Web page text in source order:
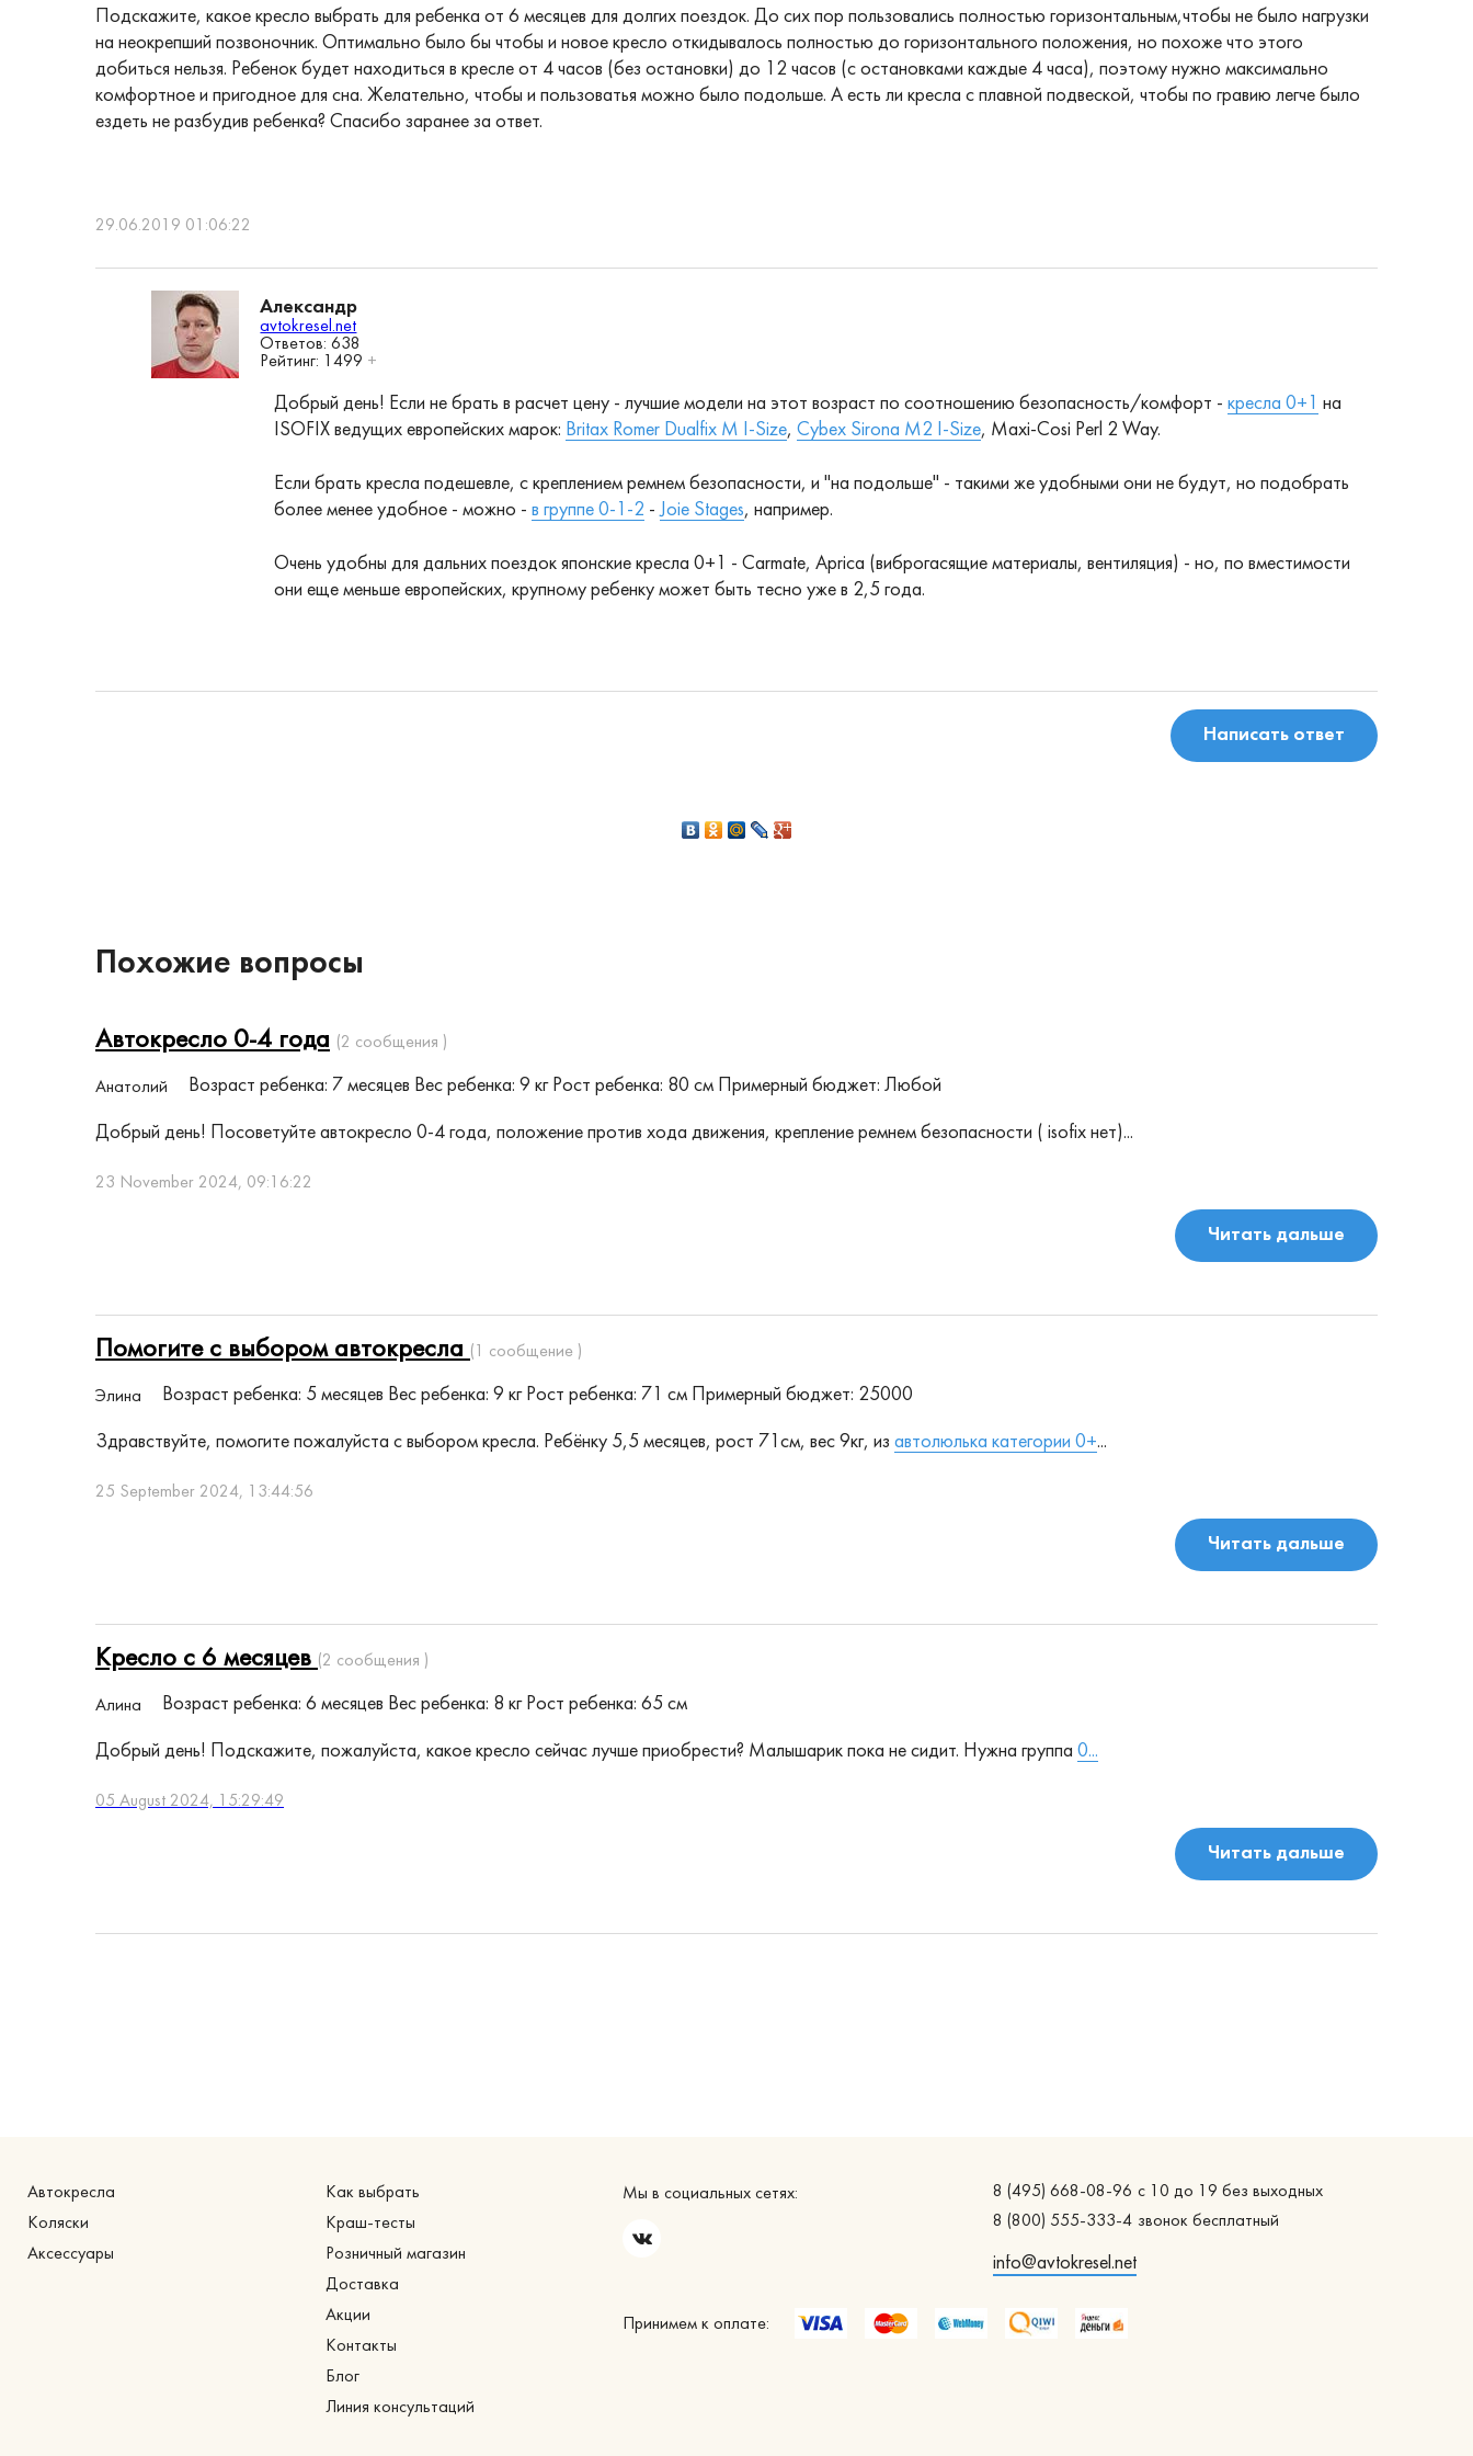
Подскажите, какое кресло выбрать для ребенка от 6 месяцев для долгих поездок. До сих пор пользовались полностью горизонтальным,чтобы не было нагрузки
на неокрепший позвоночник. Оптимально было бы чтобы и новое кресло откидывалось полностью до горизонтального положения, но похоже что этого
добиться нельзя. Ребенок будет находиться в кресле от 4 часов (без остановки) до 12 часов (с остановками каждые 4 часа), поэтому нужно максимально
комфортное и пригодное для сна. Желательно, чтобы и пользоватья можно было подольше. А есть ли кресла с плавной подвеской, чтобы по гравию легче было
ездеть не разбудив ребенка? Спасибо заранее за ответ.
29.06.2019 01:06:22
Александр
avtokresel.net
Ответов: 638
Рейтинг:
1499 +
Добрый день! Если не брать в расчет цену - лучшие модели на этот возраст по соотношению безопасность/комфорт -кресла 0+1
на
ISOFIX ведущих европейских марок: Britax Romer Dualfix M I-Size,Cybex Sirona M2 I-Size, Maxi-Cosi Perl 2 Way.
Если брать кресла подешевле, с креплением ремнем безопасности, и "на подольше" - такими же удобными они не будут, но подобрать
более менее удобное - можно -в группе 0-1-2 -Joie Stages, например.
Очень удобны для дальних поездок японские кресла 0+1 - Carmate, Aprica (виброгасящие материалы, вентиляция) - но, по вместимости
они еще меньше европейских, крупному ребенку может быть тесно уже в 2,5 года.
Написать ответ
Похожие вопросы
Автокресло 0-4 года (2 сообщения )
Анатолий Возраст ребенка: 7 месяцев Вес ребенка: 9 кг Рост ребенка: 80 см Примерный бюджет: Любой
Добрый день! Посоветуйте автокресло 0-4 года, положение против хода движения, крепление ремнем безопасности ( isofix нет)...
23 November 2024, 09:16:22
Читать дальше
Помогите с выбором автокресла (1 сообщение )
Элина Возраст ребенка: 5 месяцев Вес ребенка: 9 кг Рост ребенка: 71 см Примерный бюджет: 25000
Здравствуйте, помогите пожалуйста с выбором кресла. Ребёнку 5,5 месяцев, рост 71см, вес 9кг, из автолюлька категории 0+...
25 September 2024, 13:44:56
Читать дальше
Кресло с 6 месяцев (2 сообщения )
Алина Возраст ребенка: 6 месяцев Вес ребенка: 8 кг Рост ребенка: 65 см
Добрый день! Подскажите, пожалуйста, какое кресло сейчас лучше приобрести? Малышарик пока не сидит. Нужна группа 0...
05 August 2024, 15:29:49
Читать дальше
Автокресла
Коляски
Аксессуары
Как выбрать
Краш-тесты
Розничный магазин
Доставка
Акции
Контакты
Блог
Линия консультаций
Мы в социальных сетях: 8 (495) 668-08-96 с 10 до 19 без выходных
8 (800) 555-333-4 звонок бесплатный
info@avtokresel.net
Принимем к оплате: